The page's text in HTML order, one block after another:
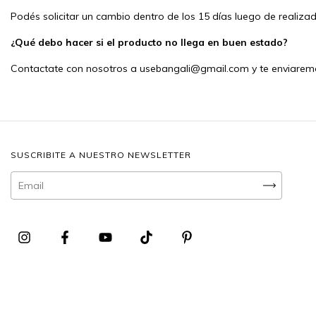
Podés solicitar un cambio dentro de los 15 días luego de
¿Qué debo hacer si el producto no llega en buen estado?
Contactate con nosotros a usebangali@gmail.com y te
SUSCRIBITE A NUESTRO NEWSLETTER